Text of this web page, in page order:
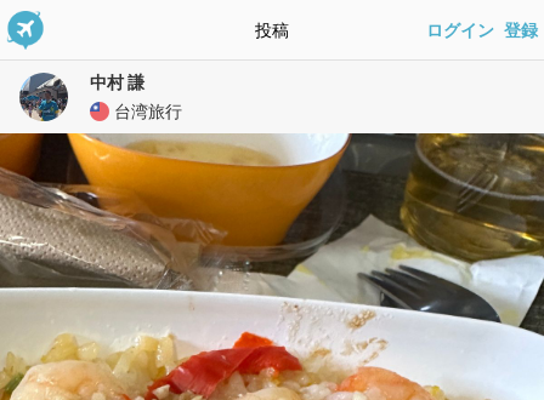
投稿 ログイン 登録
中村 謙
台湾旅行